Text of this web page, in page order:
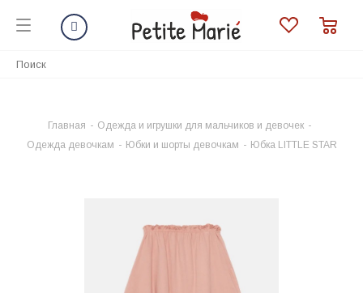
Главная - Одежда и игрушки для мальчиков и девочек -
Одежда девочкам - Юбки и шорты девочкам - Юбка LITTLE STAR